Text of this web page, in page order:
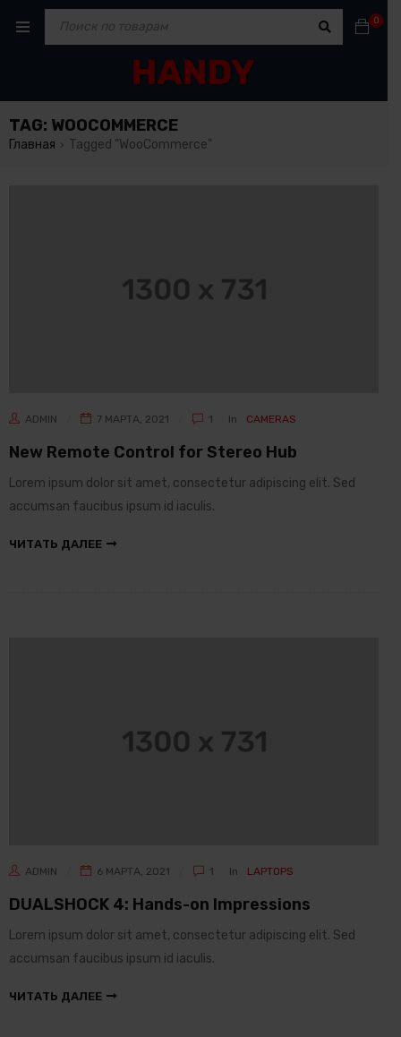
0
TAG: WOOCOMMERCE
Главная › Tagged "WooCommerce"
ADMIN 7 МАРТА, 2021 1 In CAMERAS
New Remote Control for Stereo Hub
Lorem ipsum dolor sit amet, consectetur adipiscing elit. Sed
accumsan faucibus ipsum id iaculis.
ЧИТАТЬ ДАЛЕЕ
ADMIN 6 МАРТА, 2021 1 In LAPTOPS
DUALSHOCK 4: Hands-on Impressions
Lorem ipsum dolor sit amet, consectetur adipiscing elit. Sed
accumsan faucibus ipsum id iaculis.
ЧИТАТЬ ДАЛЕЕ